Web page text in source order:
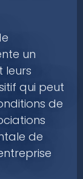
un
leurs
qui peut
de
de